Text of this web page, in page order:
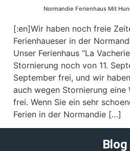
Normandie Ferienhaus Mit
[:en]Wir haben noch freie
Ferienhaueser in der
Unser Ferienhaus “La
Stornierung noch von 11.
September frei, und wir
auch wegen Stornierung eine
frei. Wenn Sie ein sehr
Ferien in der Normandie […]
Blog